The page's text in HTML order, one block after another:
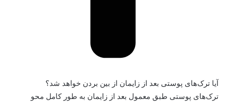
آیا ترک‌های پوستی بعد از زایمان از بین بردن خواهد شد؟
ترک‌های پوستی طبق معمول بعد از زایمان به‌ طور کامل محو